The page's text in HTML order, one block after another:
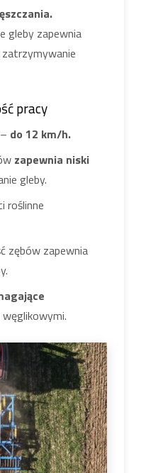
gleby zapewnia
pracy
do 12 km/h.
zapewnia niski
gleby.
roślinne
zębów zapewnia